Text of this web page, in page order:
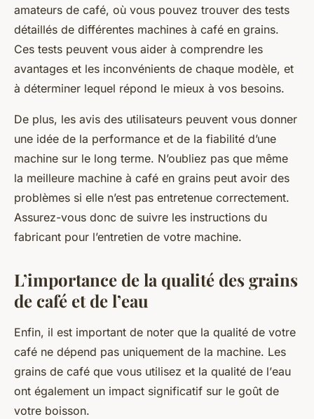
amateurs de café, où vous pouvez trouver des tests
détaillés de différentes machines à café en grains.
Ces tests peuvent vous aider à comprendre les
avantages et les inconvénients de chaque modèle, et
à déterminer lequel répond le mieux à vos besoins.
De plus, les avis des utilisateurs peuvent vous donner
une idée de la performance et de la fiabilité d’une
machine sur le long terme. N’oubliez pas que même
la meilleure machine à café en grains peut avoir des
problèmes si elle n’est pas entretenue correctement.
Assurez-vous donc de suivre les instructions du
fabricant pour l’entretien de votre machine.
L’importance de la qualité des grains
de café et de l’eau
Enfin, il est important de noter que la qualité de votre
café ne dépend pas uniquement de la machine. Les
grains de café que vous utilisez et la qualité de l’eau
ont également un impact significatif sur le goût de
votre boisson.